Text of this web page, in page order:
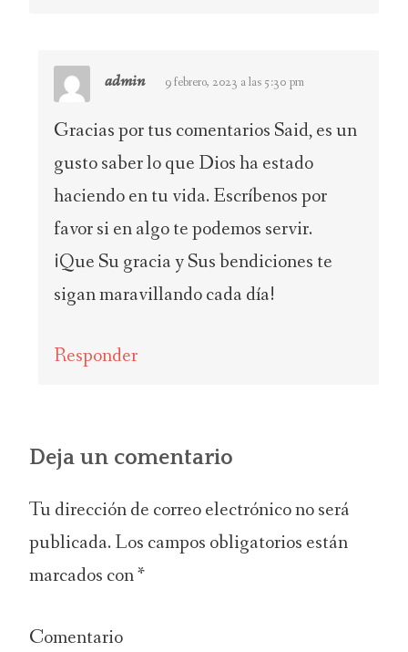
admin 9 febrero, 2023 a las 5:30 pm
Gracias por tus comentarios Said, es un
gusto saber lo que Dios ha estado
haciendo en tu vida. Escríbenos por
favor si en algo te podemos servir.
¡Que Su gracia y Sus bendiciones te
sigan maravillando cada día!
Responder
Deja un comentario
Tu dirección de correo electrónico no será
publicada. Los campos obligatorios están
marcados con*
Comentario